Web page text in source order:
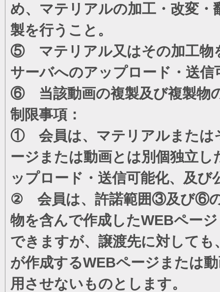
め、マテリアルの加工・改変
製を行うこと。
⑤ マテリアル又はその加工物
サーバへのアップロード・送信
⑥ 当該動画の複製及び複製物
制限事項：
① 会員は、マテリアルまたは
ージまたは動画とは別個独立
ップロード・送信可能化、及
② 会員は、許諾範囲③及び⑥の
物を含んで作成したWEBペー
できますが、譲渡先に対して
が作成するWEBページまたは
用させないものとします。